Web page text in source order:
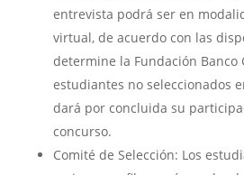
entrevista podrá ser en
virtual, de acuerdo con las
determine la Fundación Banco
estudiantes no seleccionados
dará por concluida su
concurso.
Comité de Selección: Los